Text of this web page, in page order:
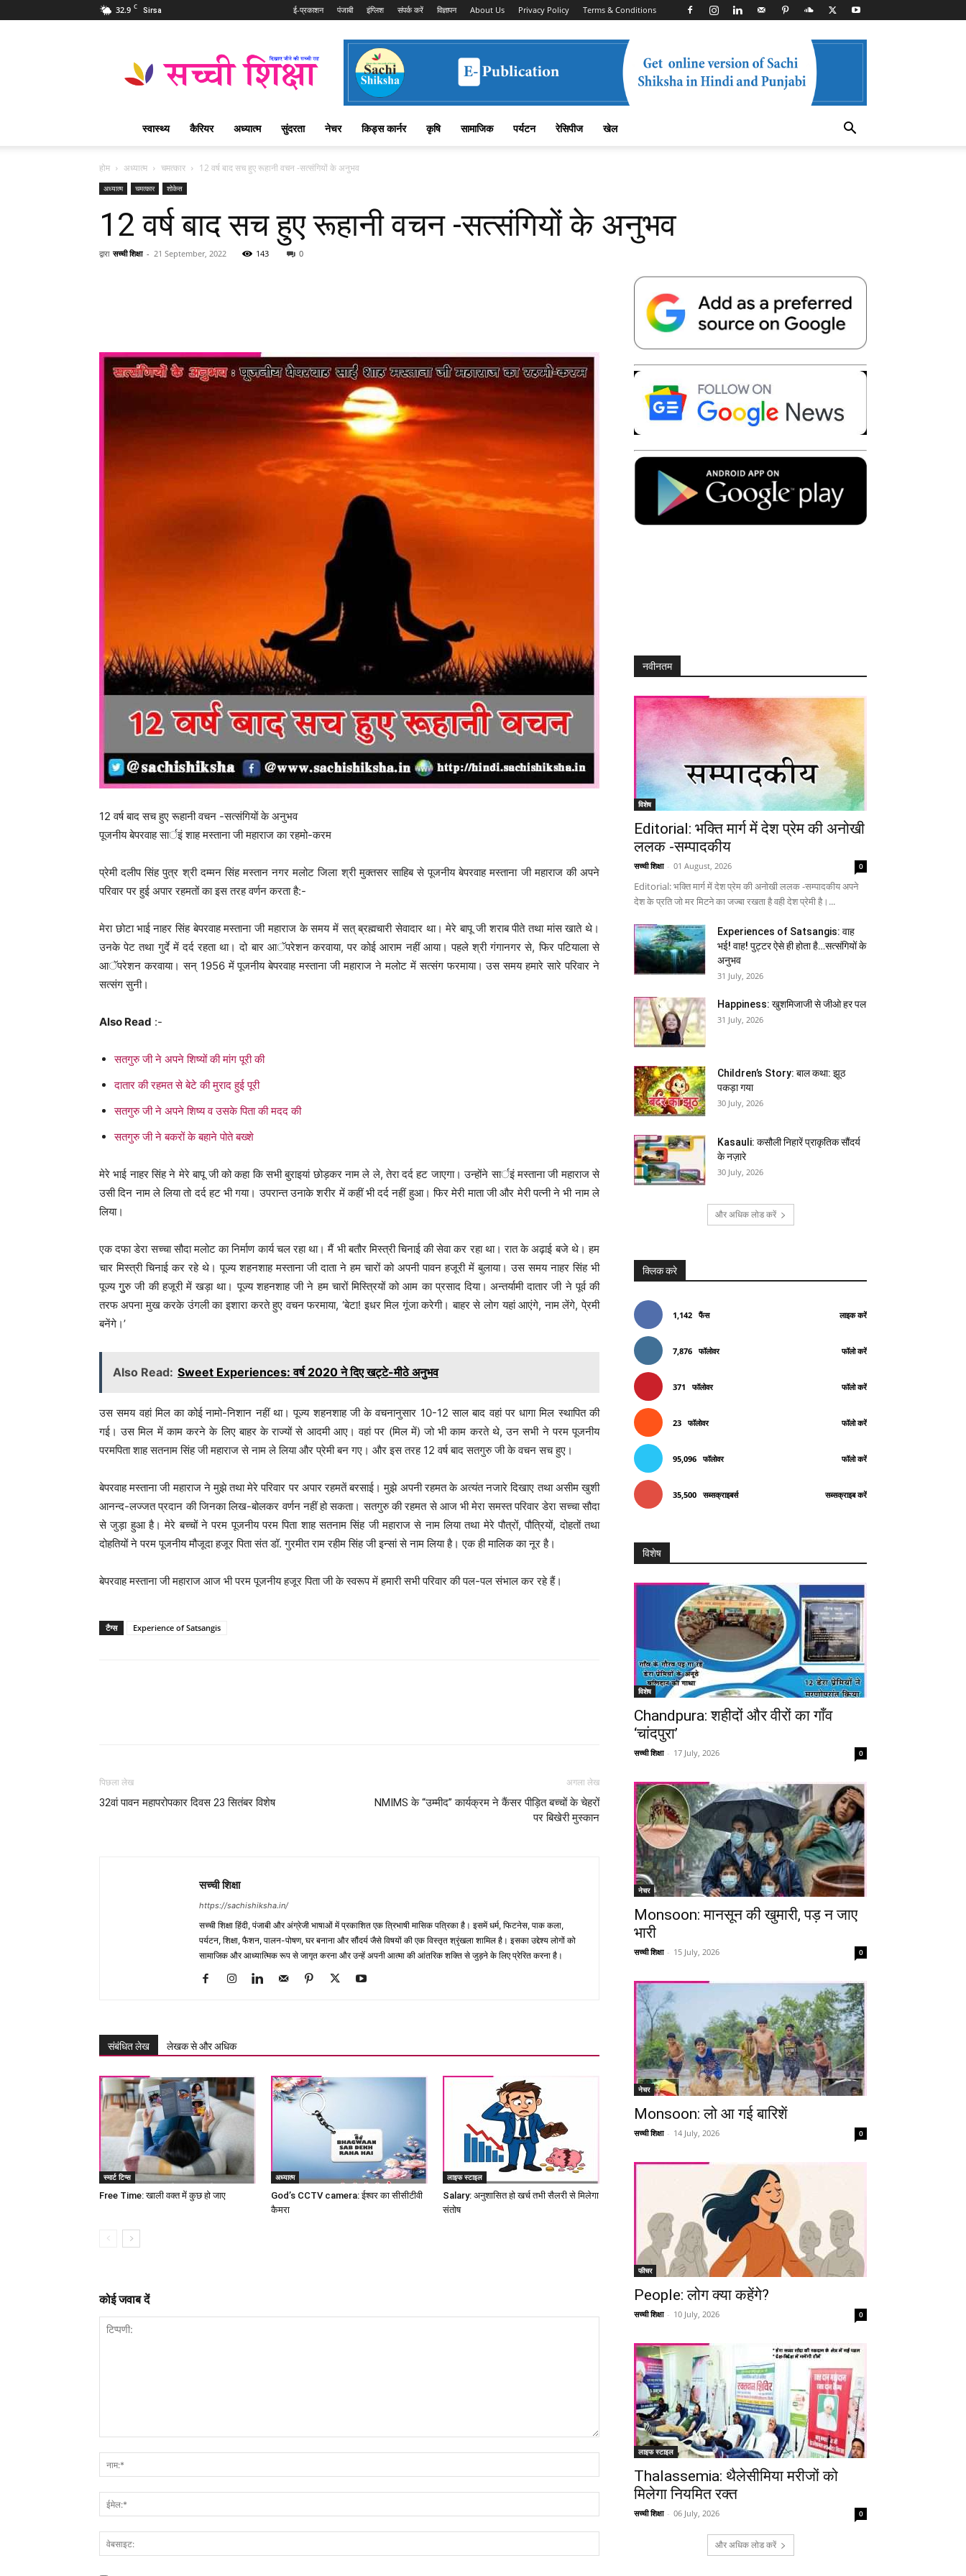
32.9 C Sirsa ई-प्रकाशन पंजाबी इंग्लिश संपर्क करें विज्ञापन About Us Privacy Policy Terms & Conditions
Shiksha
शिक्षा
पत्रिका
स्वास्थ्य कैरियर अध्यात्म सुंदरता नेचर किड्स कार्नर कृषि सामाजिक पर्यटन रेसिपीज खेल
होम अध्यात्म चमत्कार 12 वर्ष बाद सच हुए रूहानी वचन -सत्संगियों के अनुभव
अध्यात्म चमत्कार शोकेस
12 वर्ष बाद सच हुए रूहानी वचन -सत्संगियों के अनुभव
द्वारा सच्ची शिक्षा - 21 September, 2022 143 0
Telegram Copy URL
12 वर्ष बाद सच हुए रूहानी वचन -सत्संगियों के अनुभव
पूजनीय बेपरवाह सार्इं शाह मस्ताना जी महाराज का रहमो-करम
प्रेमी दलीप सिंह पुत्र श्री दम्मन सिंह मस्तान नगर मलोट जिला श्री मुक्तसर साहिब से पूजनीय बेपरवाह मस्ताना जी महाराज की अपने
परिवार पर हुई अपार रहमतों का इस तरह वर्णन करता है:-
मेरा छोटा भाई नाहर सिंह बेपरवाह मस्ताना जी महाराज के समय में सत् ब्रह्मचारी सेवादार था। मेरे बापू जी शराब पीते तथा मांस खाते थे।
उनके पेट तथा गुर्दे में दर्द रहता था। दो बार आॅपरेशन करवाया, पर कोई आराम नहीं आया। पहले श्री गंगानगर से, फिर पटियाला से
आॅपरेशन करवाया। सन् 1956 में पूजनीय बेपरवाह मस्ताना जी महाराज ने मलोट में सत्संग फरमाया। उस समय हमारे सारे परिवार ने
सत्संग सुनी।
Also Read :-
सतगुरु जी ने अपने शिष्यों की मांग पूरी की
दातार की रहमत से बेटे की मुराद हुई पूरी
सतगुरु जी ने अपने शिष्य व उसके पिता की मदद की
सतगुरु जी ने बकरों के बहाने पोते बख्शे
मेरे भाई नाहर सिंह ने मेरे बापू जी को कहा कि सभी बुराइयां छोड़कर नाम ले ले, तेरा दर्द हट जाएगा। उन्होंने सार्इं मस्ताना जी महाराज से
उसी दिन नाम ले लिया तो दर्द हट भी गया। उपरान्त उनाके शरीर में कहीं भी दर्द नहीं हुआ। फिर मेरी माता जी और मेरी पत्नी ने भी नाम ले
लिया।
एक दफा डेरा सच्चा सौदा मलोट का निर्माण कार्य चल रहा था। मैं भी बतौर मिस्त्री चिनाई की सेवा कर रहा था। रात के अढ़ाई बजे थे। हम
चार मिस्त्री चिनाई कर रहे थे। पूज्य शहनशाह मस्ताना जी दाता ने हम चारों को अपनी पावन हजूरी में बुलाया। उस समय नाहर सिंह भी
पूज्य गुुरु जी की हजूरी में खड़ा था। पूज्य शहनशाह जी ने हम चारों मिस्त्रियों को आम का प्रसाद दिया। अन्तर्यामी दातार जी ने पूर्व की
तरफ अपना मुख करके उंगली का इशारा करते हुए वचन फरमाया, ‘बेटा! इधर मिल गूंजा करेगी। बाहर से लोग यहां आएंगे, नाम लेंगे, पे्रमी
बनेंगे।’
Also Read: Sweet Experiences: वर्ष 2020 ने दिए खट्टे-मीठे अनुभव
उस समय वहां मिल का कोई नामो-निशान नहीं था। पूज्य शहनशाह जी के वचनानुसार 10-12 साल बाद वहां पर धागा मिल स्थापित की
गई। उस मिल में काम करने के लिए बाहर के राज्यों से आदमी आए। वहां पर (मिल में) जो भी काम करते थे, उन सभी ने परम पूजनीय
परमपिता शाह सतनाम सिंह जी महाराज से नाम ले लिया और प्रेमी बन गए। और इस तरह 12 वर्ष बाद सतगुरु जी के वचन सच हुए।
बेपरवाह मस्ताना जी महाराज ने मुझे तथा मेरे परिवार पर अपार रहमतें बरसाई। मुझे अपनी रहमत के अत्यंत नजारे दिखाए तथा असीम खुशी
आनन्द-लज्जत प्रदान की जिनका लिख-बोलकर वर्णन नहीं हो सकता। सतगुरु की रहमत से आज भी मेरा समस्त परिवार डेरा सच्चा सौदा
से जुड़ा हुआ है। मेरे बच्चों ने परम पूजनीय परम पिता शाह सतनाम सिंह जी महाराज से नाम लिया तथा मेरे पौत्रों, पौत्रियों, दोहतों तथा
दोहतियों ने परम पूजनीय मौजूदा हजूर पिता संत डॉ. गुरमीत राम रहीम सिंह जी इन्सां से नाम लिया है। एक ही मालिक का नूर है।
बेपरवाह मस्ताना जी महाराज आज भी परम पूजनीय हजूर पिता जी के स्वरूप में हमारी सभी परिवार की पल-पल संभाल कर रहे हैं।
टैग्स Experience of Satsangis
Telegram Copy URL
पिछला लेख
32वां पावन महापरोपकार दिवस 23 सितंबर विशेष
अगला लेख
NMIMS के “उम्मीद” कार्यक्रम ने कैंसर पीड़ित बच्चों के चेहरों
पर बिखेरी मुस्कान
सच्ची शिक्षा
https://sachishiksha.in/
सच्ची शिक्षा हिंदी, पंजाबी और अंग्रेजी भाषाओं में प्रकाशित एक त्रिभाषी मासिक पत्रिका है। इसमें धर्म, फिटनेस, पाक कला,
पर्यटन, शिक्षा, फैशन, पालन-पोषण, घर बनाना और सौंदर्य जैसे विषयों की एक विस्तृत श्रृंखला शामिल है। इसका उद्देश्य लोगों को
सामाजिक और आध्यात्मिक रूप से जागृत करना और उन्हें अपनी आत्मा की आंतरिक शक्ति से जुड़ने के लिए प्रेरित करना है।
संबंधित लेख लेखक से और अधिक
स्मार्ट टिप्स
Free Time: खाली वक्त में कुछ हो जाए
अध्यात्म
God’s CCTV camera: ईश्वर का सीसीटीवी
कैमरा
लाइफ स्टाइल
Salary: अनुशासित हो खर्च तभी सैलरी से मिलेगा
संतोष
कोई जवाब दें
नवीनतम
विशेष
Editorial: भक्ति मार्ग में देश प्रेम की अनोखी
ललक -सम्पादकीय
सच्ची शिक्षा - 01 August, 2026 0
Editorial: भक्ति मार्ग में देश प्रेम की अनोखी ललक -सम्पादकीय अपने
देश के प्रति जो मर मिटने का जज्बा रखता है वही देश प्रेमी है।...
Experiences of Satsangis: वाह
भई! वाह! पुट्टर ऐसे ही होता है…सत्संगियों के
अनुभव
31 July, 2026
Happiness: खुशमिजाजी से जीओ हर पल
31 July, 2026
Children’s Story: बाल कथा: झूठ
पकड़ा गया
30 July, 2026
Kasauli: कसौली निहारें प्राकृतिक सौंदर्य
के नज़ारे
30 July, 2026
और अधिक लोड करें
क्लिक करे
1,142 फैंस लाइक करें
7,876 फॉलोवर फॉलो करें
371 फॉलोवर फॉलो करें
23 फॉलोवर फॉलो करें
95,096 फॉलोवर फॉलो करें
35,500 सब्सक्राइबर्स सब्सक्राइब करें
विशेष
विशेष
Chandpura: शहीदों और वीरों का गाँव
‘चांदपुरा’
सच्ची शिक्षा - 17 July, 2026 0
नेचर
Monsoon: मानसून की खुमारी, पड़ न जाए
भारी
सच्ची शिक्षा - 15 July, 2026 0
नेचर
Monsoon: लो आ गई बारिशें
सच्ची शिक्षा - 14 July, 2026 0
फीचर
People: लोग क्या कहेंगे?
सच्ची शिक्षा - 10 July, 2026 0
लाइफ स्टाइल
Thalassemia: थैलेसीमिया मरीजों को
मिलेगा नियमित रक्त
सच्ची शिक्षा - 06 July, 2026 0
और अधिक लोड करें